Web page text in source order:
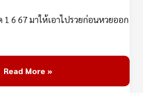
1 6 67 มาให้เอาไปรวยก่อนหวยออก
หวย
Read More »